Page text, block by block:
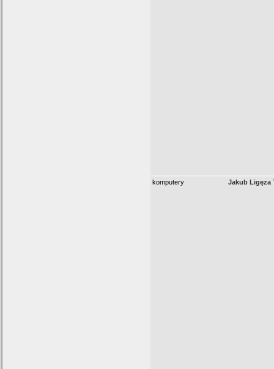
komputery Jakub Ligęza